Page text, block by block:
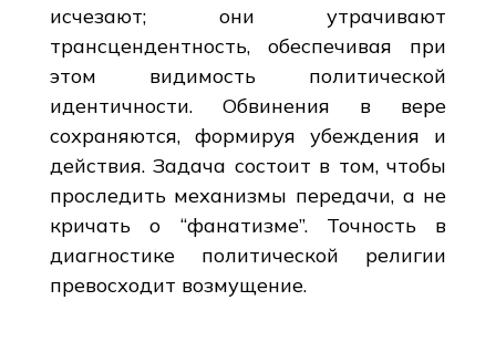
исчезают; они утрачивают
трансцендентность, обеспечивая при
этом видимость политической
идентичности. Обвинения в вере
сохраняются, формируя убеждения и
действия. Задача состоит в том, чтобы
проследить механизмы передачи, а не
кричать о “фанатизме”. Точность в
диагностике политической религии
превосходит возмущение.